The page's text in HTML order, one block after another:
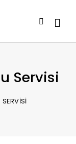
Servisi
SERVISI